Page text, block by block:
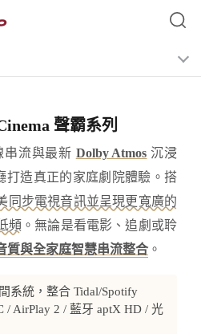
聲霸系列
串流與最新 Dolby Atmos 沉浸
打造真正的家庭劇院體驗。搭
同步電視音訊並呈現更寬廣的
頻 。無論是看電影、追劇或聆
質與全家庭智慧串流整合 。
系統，整合 Tidal/Spotify
/ AirPlay 2 / 藍牙 aptX HD / 光